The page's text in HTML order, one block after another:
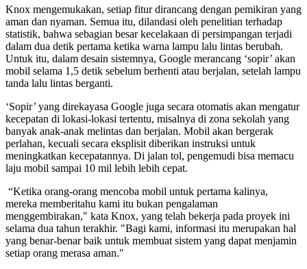
Knox mengemukakan, setiap fitur dirancang dengan pemikiran yang
aman dan nyaman. Semua itu, dilandasi oleh penelitian terhadap
statistik, bahwa sebagian besar kecelakaan di persimpangan terjadi
dalam dua detik pertama ketika warna lampu lalu lintas berubah.
Untuk itu, dalam desain sistemnya, Google merancang ‘sopir’ akan
mobil selama 1,5 detik sebelum berhenti atau berjalan, setelah lampu
tanda lalu lintas berganti.
‘Sopir’ yang direkayasa Google juga secara otomatis akan mengatur
kecepatan di lokasi-lokasi tertentu, misalnya di zona sekolah yang
banyak anak-anak melintas dan berjalan. Mobil akan bergerak
perlahan, kecuali secara eksplisit diberikan instruksi untuk
meningkatkan kecepatannya. Di jalan tol, pengemudi bisa memacu
laju mobil sampai 10 mil lebih lebih cepat.
“Ketika orang-orang mencoba mobil untuk pertama kalinya,
mereka memberitahu kami itu bukan pengalaman
menggembirakan," kata Knox, yang telah bekerja pada proyek ini
selama dua tahun terakhir. "Bagi kami, informasi itu merupakan hal
yang benar-benar baik untuk membuat sistem yang dapat menjamin
setiap orang merasa aman."